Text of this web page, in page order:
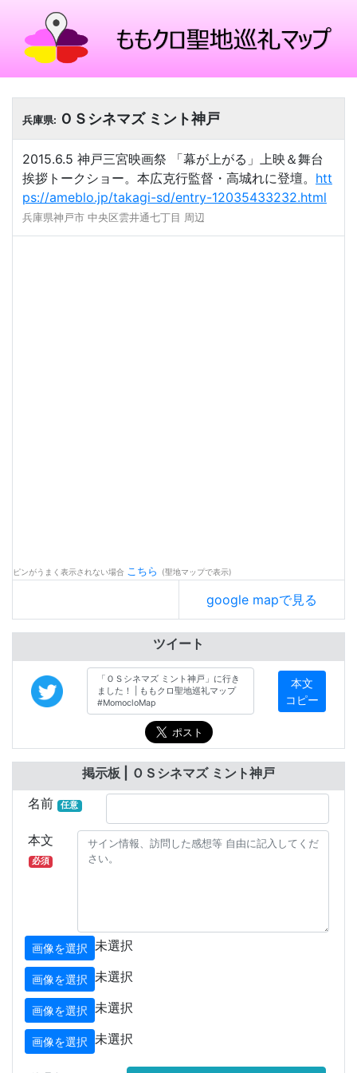
兵庫県: ＯＳシネマズ ミント神戸
2015.6.5 神戸三宮映画祭 「幕が上がる」上映＆舞台
挨拶トークショー。本広克行監督・高城れに登壇。 htt
ps://ameblo.jp/takagi-sd/entry-12035433232.html
兵庫県神戸市 中央区雲井通七丁目 周辺
ピンがうまく表示されない場合 こちら (聖地マップで表示)
google mapで見る
ツイート
本文
コピー
掲示板 | ＯＳシネマズ ミント神戸
名前
任意
本文
必須
画像を選択 未選択
画像を選択 未選択
画像を選択 未選択
画像を選択 未選択